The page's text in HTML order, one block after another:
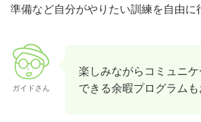
準備など自分がやりたい訓練を自由に
ガイドさん
楽しみながらコミュニ
できる余暇プログラムも